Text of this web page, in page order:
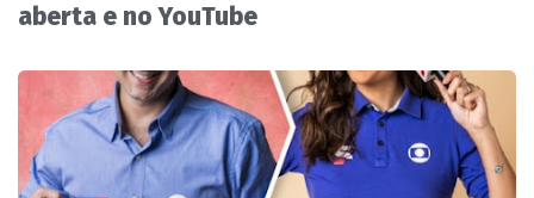
aberta e no YouTube